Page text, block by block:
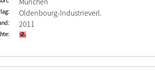
Oldenbourg-Industrieverl.
2011